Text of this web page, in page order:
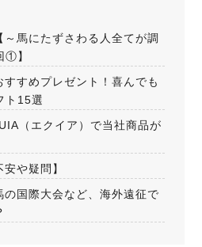
～馬にたずさわる人全てが調
①】
すめプレゼント！喜んでも
ト15選
（エクイア）で当社商品が
安や疑問】
の国際大会など、海外遠征で